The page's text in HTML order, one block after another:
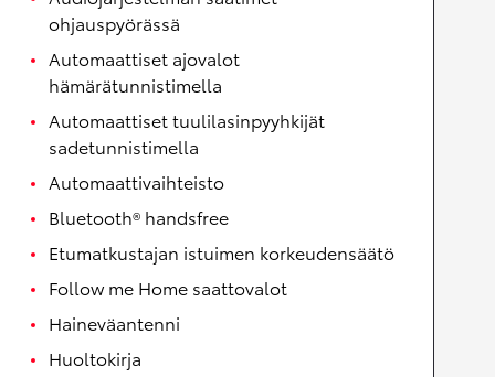
ohjauspyörässä
Automaattiset ajovalot
hämärätunnistimella
Automaattiset tuulilasinpyyhkijät
sadetunnistimella
Automaattivaihteisto
Bluetooth® handsfree
Etumatkustajan istuimen korkeudensäätö
Follow me Home saattovalot
Haineväantenni
Huoltokirja